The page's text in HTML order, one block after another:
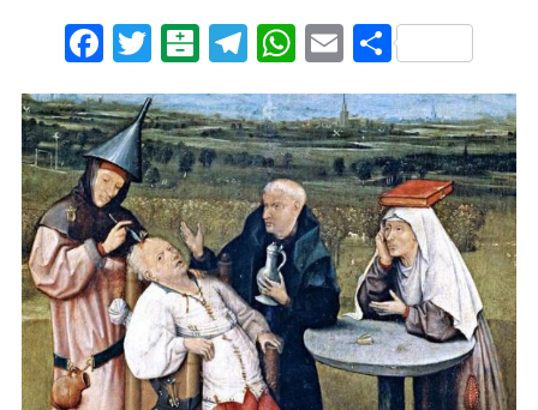
F
a
c
e
b
o
o
k
T
w
itt
e
r
B
al
at
ar
in
T
el
e
g
ra
m
W
h
at
s
A
p
p
E
m
ai
l
S
h
ar
e